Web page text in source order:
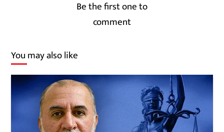
Be the first one to
comment
You may also like